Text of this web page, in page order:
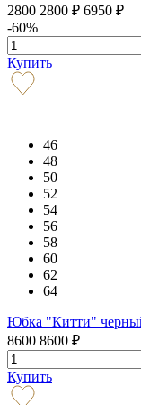
2800 2800 ₽ 6950 ₽
-60%
Купить
46
48
50
52
54
56
58
60
62
64
Юбка "Китти"
8600 8600 ₽
Купить